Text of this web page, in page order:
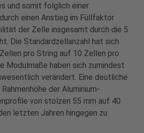
und somit folglich einer
einen Anstieg im Füllfaktor
der Zelle insgesamt durch die 5
Die Standardzellanzahl hat sich
pro String auf 10 Zellen pro
Modulmaße haben sich zumindest
verändert. Eine deutliche
der Aluminium-
von stolzen 55 mm auf 40
letzten Jahren hingegen zu